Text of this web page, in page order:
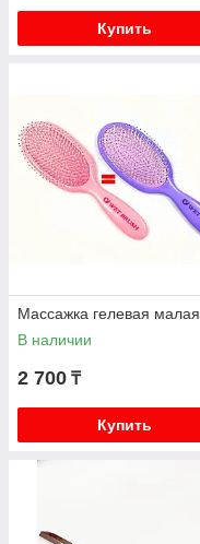
Купить
Массажка гелевая малая
В наличии
2 700 ₸
Купить